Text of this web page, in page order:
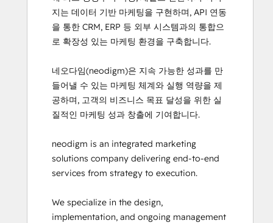
지는 데이터 기반 마케팅을 구현하며, API 연동
을 통한 CRM, ERP 등 외부 시스템과의 통합으
로 확장성 있는 마케팅 환경을 구축합니다.
네오다임(neodigm)은 지속 가능한 성과를 만
들어낼 수 있는 마케팅 체계와 실행 역량을 제
공하며, 고객의 비즈니스 목표 달성을 위한 실
질적인 마케팅 성과 창출에 기여합니다.
neodigm is an integrated marketing
solutions company delivering end-to-end
services from strategy to execution.
We specialize in the design,
implementation, and ongoing management